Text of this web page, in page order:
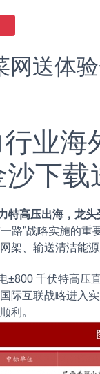
送体
业海
下载
高压出海，龙头
”战略实施的重
架、输送清洁能
千伏特高压直
际互联战略进入
利。